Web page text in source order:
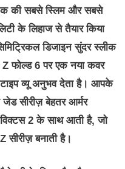
की सबसे स्लिम और सबसे
के लिहाज से तैयार किया
डिजाइन सुंदर स्लीक
फोल्ड 6 पर एक नया कवर
टाइप व्यू अनुभव देता है। आपके
सीरीज़ बेहतर आर्मर
विक्टस 2 के साथ आती है, जो
बनाती है।